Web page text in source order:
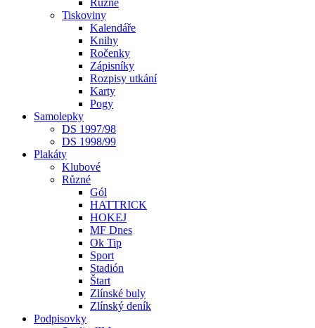
Různé
Tiskoviny
Kalendáře
Knihy
Ročenky
Zápisníky
Rozpisy utkání
Karty
Pogy
Samolepky
DS 1997/98
DS 1998/99
Plakáty
Klubové
Různé
Gól
HATTRICK
HOKEJ
MF Dnes
Ok Tip
Sport
Stadión
Štart
Zlínské buly
Zlínský deník
Podpisovky